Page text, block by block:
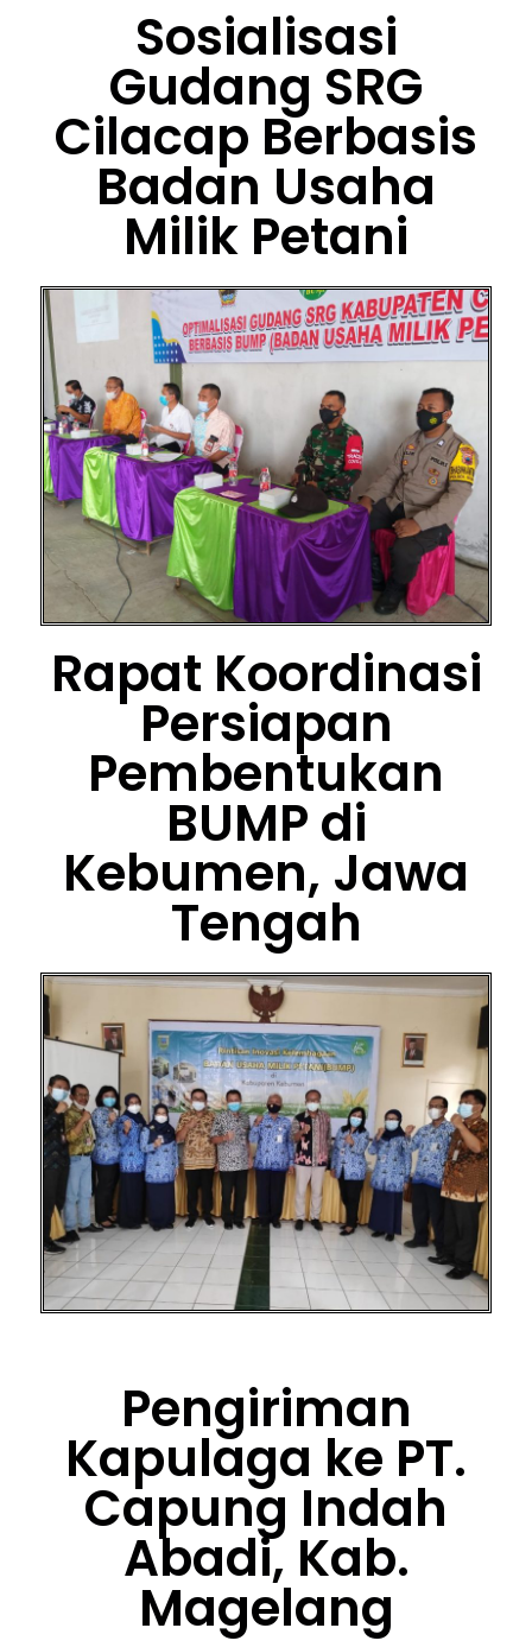
Sosialisasi
Gudang SRG
Cilacap Berbasis
Badan Usaha
Milik Petani
Rapat Koordinasi
Persiapan
Pembentukan
BUMP di
Kebumen, Jawa
Tengah
Pengiriman
Kapulaga ke PT.
Capung Indah
Abadi, Kab.
Magelang